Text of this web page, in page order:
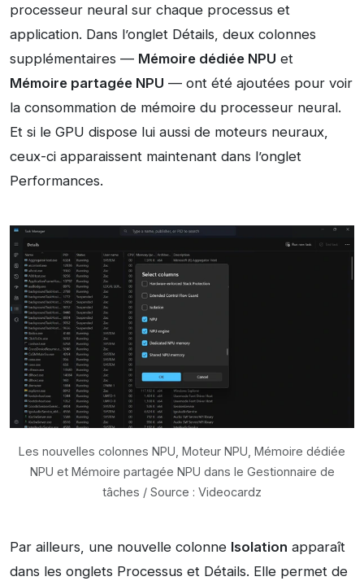
processeur neural sur chaque processus et
application. Dans l’onglet Détails, deux colonnes
supplémentaires — Mémoire dédiée NPU et
Mémoire partagée NPU — ont été ajoutées pour voir
la consommation de mémoire du processeur neural.
Et si le GPU dispose lui aussi de moteurs neuraux,
ceux-ci apparaissent maintenant dans l’onglet
Performances.
Les nouvelles colonnes NPU, Moteur NPU, Mémoire dédiée
NPU et Mémoire partagée NPU dans le Gestionnaire de
tâches / Source : Videocardz
Par ailleurs, une nouvelle colonne Isolation apparaît
dans les onglets Processus et Détails. Elle permet de